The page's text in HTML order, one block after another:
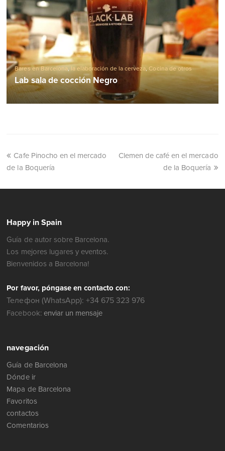
Bares en Barcelona, la elaboración de la cerveza,Cocina de otros
países
Lab sala de cocción Negro
Cafe Pinocho en el mercado
de la Boquería
Clemen de café en el mercado
de la Boquería
Happy in Spain
Guía de autor sobre Barcelona.
Los mejores lugares y eventos.
Bienvenidos a Barcelona!
Por favor, póngase en contacto con:
Телефон (WhatsApp): +34 675 323 976
Facebook: enviar un mensaje
navegación
Guía de Barcelona
Dónde ir
Mapa de Barcelona
Favoritos
contactos
Comentarios